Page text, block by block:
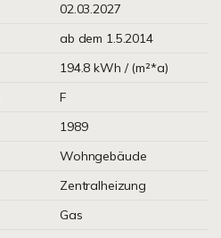
02.03.2027
ab dem 1.5.2014
194.8 kWh / (m²*a)
F
1989
Wohngebäude
Zentralheizung
Gas